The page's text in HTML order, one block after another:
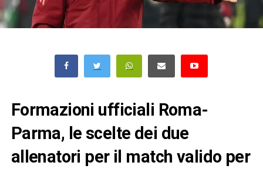
Formazioni ufficiali Roma-
Parma, le scelte dei due
allenatori per il match valido per